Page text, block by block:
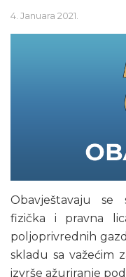
4. Januara 2021.
Obavještavaju se
fizička i pravna
poljoprivrednih
skladu sa važećim
izvrše ažuriranje